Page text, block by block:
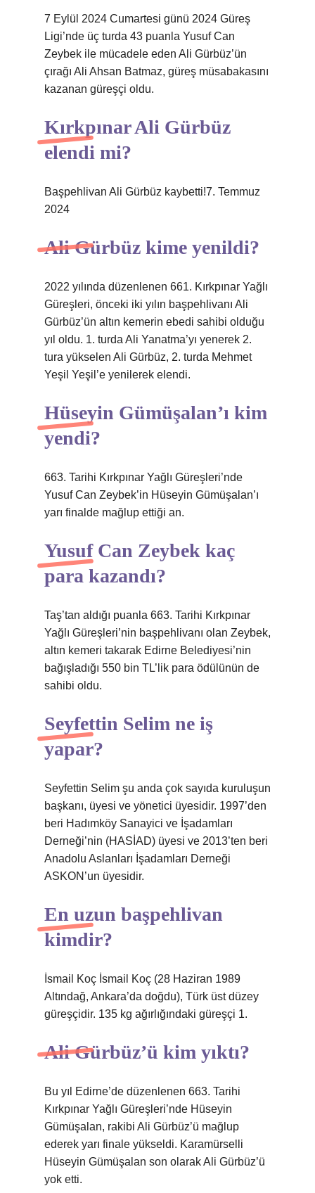
7 Eylül 2024 Cumartesi günü 2024 Güreş
Ligi’nde üç turda 43 puanla Yusuf Can
Zeybek ile mücadele eden Ali Gürbüz’ün
çırağı Ali Ahsan Batmaz, güreş müsabakasını
kazanan güreşçi oldu.
Kırkpınar Ali Gürbüz
elendi mi?
Başpehlivan Ali Gürbüz kaybetti!7. Temmuz
2024
Ali Gürbüz kime yenildi?
2022 yılında düzenlenen 661. Kırkpınar Yağlı
Güreşleri, önceki iki yılın başpehlivanı Ali
Gürbüz’ün altın kemerin ebedi sahibi olduğu
yıl oldu. 1. turda Ali Yanatma’yı yenerek 2.
tura yükselen Ali Gürbüz, 2. turda Mehmet
Yeşil Yeşil’e yenilerek elendi.
Hüseyin Gümüşalan’ı kim
yendi?
663. Tarihi Kırkpınar Yağlı Güreşleri’nde
Yusuf Can Zeybek’in Hüseyin Gümüşalan’ı
yarı finalde mağlup ettiği an.
Yusuf Can Zeybek kaç
para kazandı?
Taş’tan aldığı puanla 663. Tarihi Kırkpınar
Yağlı Güreşleri’nin başpehlivanı olan Zeybek,
altın kemeri takarak Edirne Belediyesi’nin
bağışladığı 550 bin TL’lik para ödülünün de
sahibi oldu.
Seyfettin Selim ne iş
yapar?
Seyfettin Selim şu anda çok sayıda kuruluşun
başkanı, üyesi ve yönetici üyesidir. 1997’den
beri Hadımköy Sanayici ve İşadamları
Derneği’nin (HASİAD) üyesi ve 2013’ten beri
Anadolu Aslanları İşadamları Derneği
ASKON’un üyesidir.
En uzun başpehlivan
kimdir?
İsmail Koç İsmail Koç (28 Haziran 1989
Altındağ, Ankara’da doğdu), Türk üst düzey
güreşçidir. 135 kg ağırlığındaki güreşçi 1.
Ali Gürbüz’ü kim yıktı?
Bu yıl Edirne’de düzenlenen 663. Tarihi
Kırkpınar Yağlı Güreşleri’nde Hüseyin
Gümüşalan, rakibi Ali Gürbüz’ü mağlup
ederek yarı finale yükseldi. Karamürselli
Hüseyin Gümüşalan son olarak Ali Gürbüz’ü
yok etti.